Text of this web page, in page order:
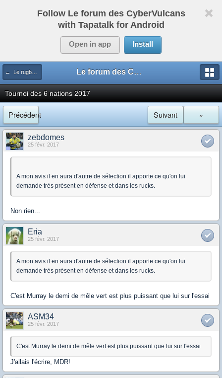
Follow Le forum des CyberVulcans
with Tapatalk for Android
Open in app Install
← Le rugby international Le forum des CyberVulcans
Tournoi des 6 nations 2017
Précédent »
Suivant
zebdomes
25 févr. 2017
A mon avis il en aura d'autre de sélection il apporte ce qu'on lui
demande très présent en défense et dans les rucks.
Non rien...
Eria
25 févr. 2017
A mon avis il en aura d'autre de sélection il apporte ce qu'on lui
demande très présent en défense et dans les rucks.
C'est Murray le demi de mêle vert est plus puissant que lui sur l'essai
ASM34
25 févr. 2017
C'est Murray le demi de mêle vert est plus puissant que lui sur l'essai
J'allais l'écrire, MDR!